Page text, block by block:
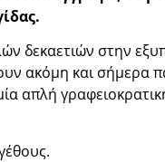
δεκαετιών στην
ακόμη και σήμερα
απλή